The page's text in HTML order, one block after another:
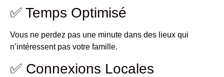
✅ Temps Optimisé
Vous ne perdez pas une minute dans des lieux qui
n’intéressent pas votre famille.
✅ Connexions Locales